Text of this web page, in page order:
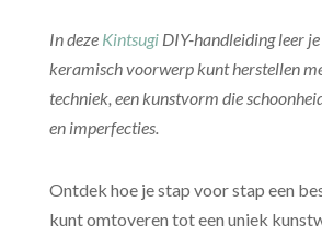
In deze KintsugiDIY-handleiding leer je
keramisch voorwerp kunt herstellen
techniek, een kunstvorm die
en imperfecties.
Ontdek hoe je stap voor stap een
kunt omtoveren tot een uniek